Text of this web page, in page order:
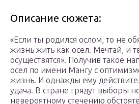
Описание сюжета:
«Если ты родился ослом, то не
жизнь жить как осел. Мечтай, и
осуществятся». Получив такое
осел по имени Мангу с
жизнь. И однажды ему
удача. В стране грядут выборы
невероятному стечению